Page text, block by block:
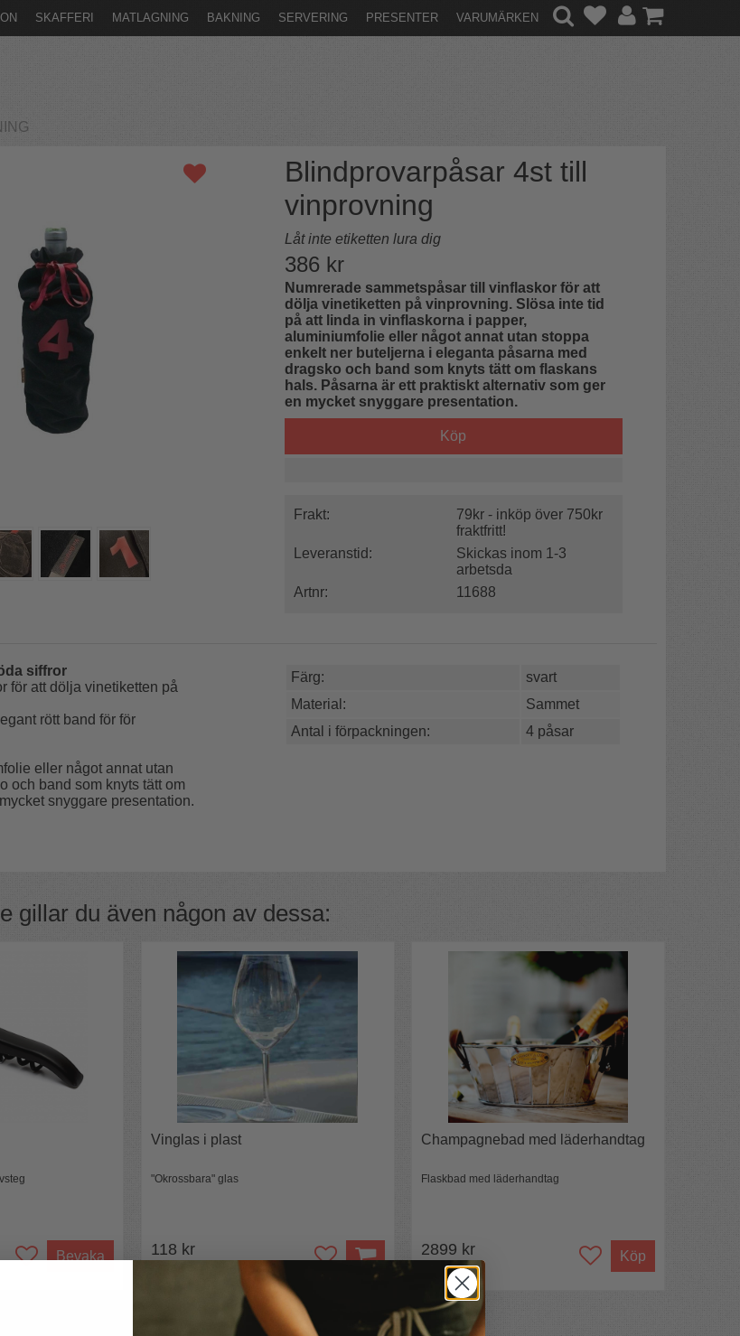
SKAFFERI MATLAGNING BAKNING SERVERING PRESENTER VARUMÄRKEN
Blindprovarpåsar 4st till
vinprovning
Låt inte etiketten lura dig
386 kr
Numrerade sammetspåsar till vinflaskor för att
dölja vinetiketten på vinprovning. Slösa inte tid
på att linda in vinflaskorna i papper,
aluminiumfolie eller något annat utan stoppa
enkelt ner buteljerna i eleganta påsarna med
dragsko och band som knyts tätt om flaskans
hals. Påsarna är ett praktiskt alternativ som ger
en mycket snyggare presentation.
Köp
Frakt:
79kr - inköp över 750kr
fraktfritt!
Leveranstid:
Skickas inom 1-3
arbetsda
Artnr:
11688
siffror
för att dölja vinetiketten på
rött band för för
eller något annat utan
och band som knyts tätt om
snyggare presentation.
där man vill eliminera
och Bordeaux och eftersom
kan man inte se från vilket
på vilken nivå.
numrerade påsar i svart
Färg:
svart
Material:
Sammet
Antal i förpackningen:
4 påsar
gillar du även någon av dessa:
Bevaka
Vinglas i plast
"Okrossbara" glas
118 kr
Champagnebad med läderhandtag
Flaskbad med läderhandtag
2899 kr Köp